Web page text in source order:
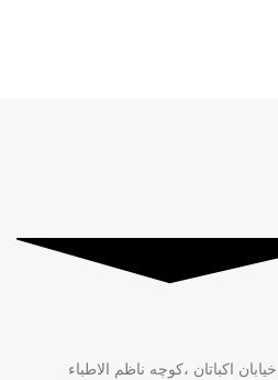
اکباتان ،کوچه ناظم الاطباء